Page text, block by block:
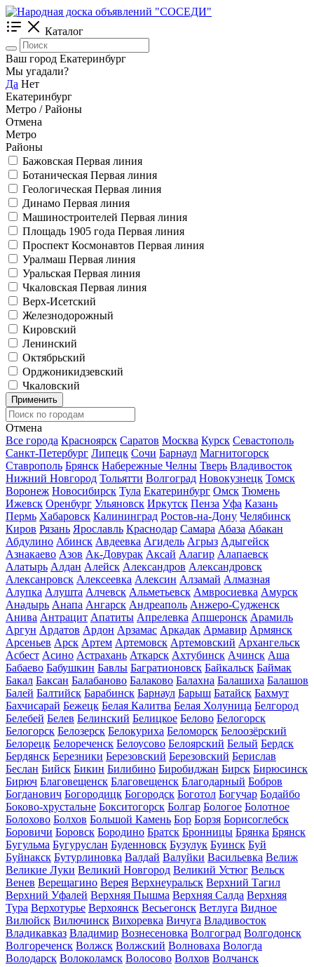
Каталог
Ваш город Екатеринбург
Мы угадали?
Да Нет
Екатеринбург
Метро / Районы
Отмена
Метро
Районы
Бажовская Первая линия
Ботаническая Первая линия
Геологическая Первая линия
Динамо Первая линия
Машиностроителей Первая линия
Площадь 1905 года Первая линия
Проспект Космонавтов Первая линия
Уралмаш Первая линия
Уральская Первая линия
Чкаловская Первая линия
Верх-Исетский
Железнодорожный
Кировский
Ленинский
Октябрьский
Орджоникидзевский
Чкаловский
Применить
Отмена
Все города Красноярск Саратов Москва Курск Севастополь
Санкт-Петербург Липецк Сочи Барнаул Магнитогорск
Ставрополь Брянск Набережные Челны Тверь Владивосток
Нижний Новгород Тольятти Волгоград Новокузнецк Томск
Воронеж Новосибирск Тула Екатеринбург Омск Тюмень
Ижевск Оренбург Ульяновск Иркутск Пенза Уфа Казань
Пермь Хабаровск Калининград Ростов-на-Дону Челябинск
Киров Рязань Ярославль Краснодар Самара Абаза Абакан
Абдулино Абинск Авдеевка Агидель Агрыз Адыгейск
Азнакаево Азов Ак-Довурак Аксай Алагир Алапаевск
Алатырь Алдан Алейск Александров Александровск
Алексанровск Алексеевка Алексин Алзамай Алмазная
Алупка Алушта Алчевск Альметьевск Амвросиевка Амурск
Анадырь Анапа Ангарск Андреаполь Анжеро-Судженск
Анива Антрацит Апатиты Апрелевка Апшеронск Арамиль
Аргун Ардатов Ардон Арзамас Аркадак Армавир Армянск
Арсеньев Арск Артем Артемовск Артемовский Архангельск
Асбест Асино Астрахань Аткарск Ахтубинск Ачинск Аша
Бабаево Бабушкин Бавлы Багратионовск Байкальск Баймак
Бакал Баксан Балабаново Балаково Балахна Балашиха Балашов
Балей Балтийск Барабинск Барнаул Барыш Батайск Бахмут
Бахчисарай Бежецк Белая Калитва Белая Холуница Белгород
Белебей Белев Белинский Белицкое Белово Белогорск
Белогорск Белозерск Белокуриха Беломорск Белоозёрский
Белорецк Белореченск Белоусово Белоярский Белый Бердск
Бердянск Березники Березовский Березовский Берислав
Беслан Бийск Бикин Билибино Биробиджан Бирск Бирюсинск
Бирюч Благовещенск Благовещенск Благодарный Бобров
Богданович Богородицк Богородск Боготол Богучар Бодайбо
Боково-хрустальне Бокситогорск Болгар Бологое Болотное
Болохово Болхов Большой Камень Бор Борзя Борисоглебск
Боровичи Боровск Бородино Братск Бронницы Брянка Брянск
Бугульма Бугуруслан Буденновск Бузулук Буинск Буй
Буйнакск Бутурлиновка Валдай Валуйки Васильевка Велиж
Великие Луки Великий Новгород Великий Устюг Вельск
Венев Верещагино Верея Верхнеуральск Верхний Тагил
Верхний Уфалей Верхняя Пышма Верхняя Салда Верхняя
Тура Верхотурье Верхоянск Весьегонск Ветлуга Видное
Вилюйск Вилючинск Вихоревка Вичуга Владивосток
Владикавказ Владимир Вознесеновка Волгоград Волгодонск
Волгореченск Волжск Волжский Волноваха Вологда
Володарск Волоколамск Волосово Волхов Волчанск